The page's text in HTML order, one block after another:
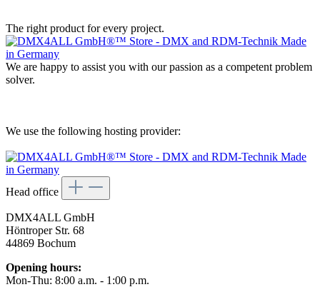
The right product for every project.
We are happy to assist you with our passion as a competent problem
solver.
We use the following hosting provider:
Head office
DMX4ALL GmbH
Höntroper Str. 68
44869 Bochum
Opening hours:
Mon-Thu: 8:00 a.m. - 1:00 p.m.